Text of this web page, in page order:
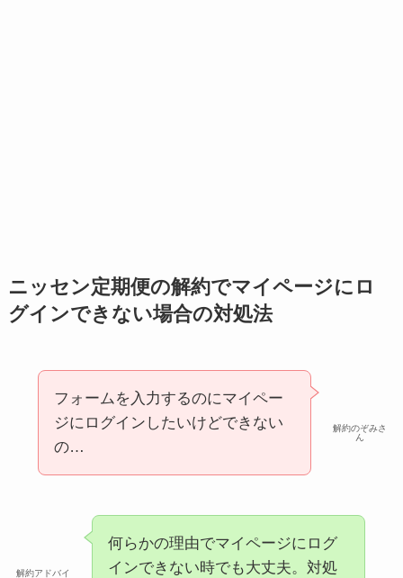
ニッセン定期便の解約でマイページにロ
グインできない場合の対処法
解約のぞみさ
ん
フォームを入力するのにマイペー
ジにログインしたいけどできない
の…
解約アドバイ
何らかの理由でマイページにログ
インできない時でも大丈夫。対処